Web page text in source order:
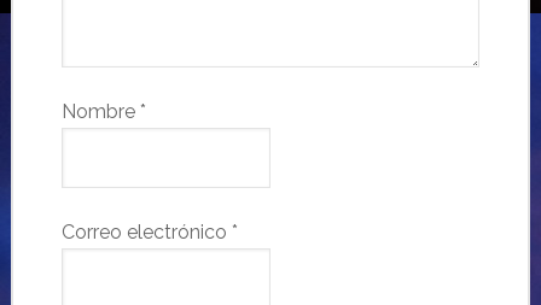
Nombre *
Correo electrónico *